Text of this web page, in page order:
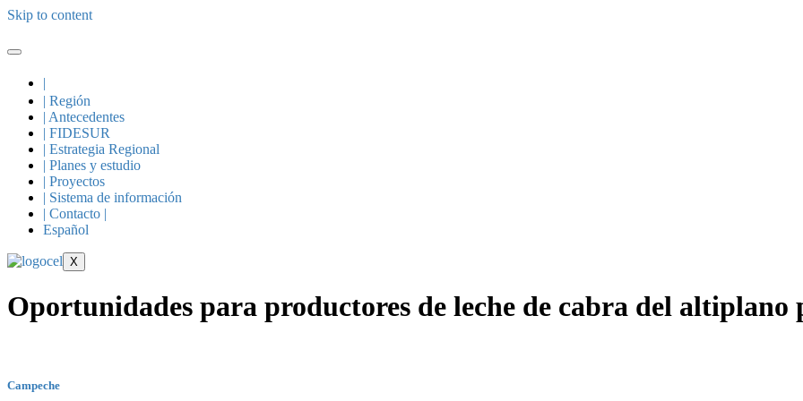
Skip to content
|
| Región
| Antecedentes
| FIDESUR
| Estrategia Regional
| Planes y estudio
| Proyectos
| Sistema de información
| Contacto |
Español
X
Oportunidades para productores de leche de cabra del altiplano
Campeche